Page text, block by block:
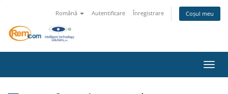
Română Autentificare Înregistrare Coșul meu